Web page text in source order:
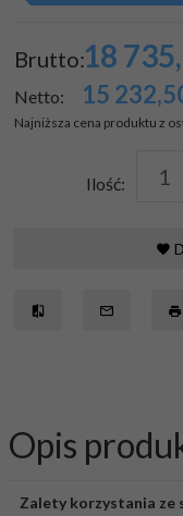
Brutto:18 735,
Netto: 15
Najniższa cena produktu z
Ilość:
Opis
Zalety korzystania ze